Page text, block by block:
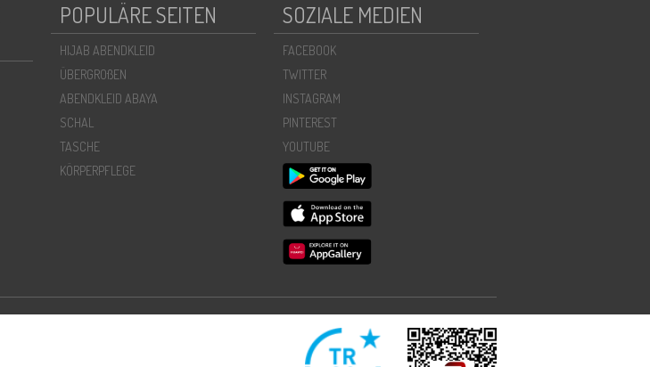
POPULÄRE SEITEN
HIJAB ABENDKLEID
ÜBERGROßEN
ABENDKLEID ABAYA
SCHAL
TASCHE
KÖRPERPFLEGE
SOZIALE MEDIEN
FACEBOOK
TWITTER
INSTAGRAM
PINTEREST
YOUTUBE